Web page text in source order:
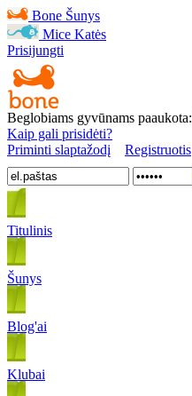
Bone Šunys
Mice Katės
Prisijungti
Beglobiams gyvūnams paaukota:
Kaip gali prisidėti?
Priminti slaptažodį
Registruotis
Titulinis
Šunys
Blog'ai
Klubai